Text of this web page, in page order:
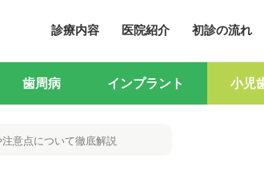
診療内容 医院紹介 初診の流れ
歯周病 インプラント 小児
意点について徹底解説